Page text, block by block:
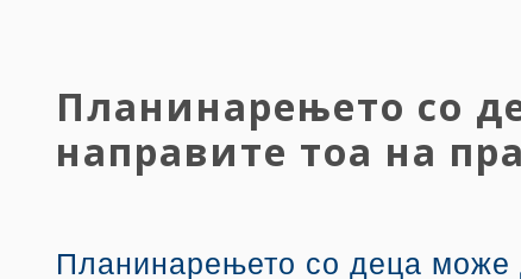
Планинарењето со
направите тоа на
Планинарењето со деца може